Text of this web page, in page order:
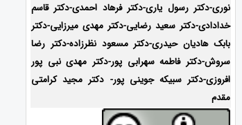
نوری-دکتر رسول یاری-دکتر فرهاد احمدی-دکتر قاسم
خدادادی-دکتر سعید رضایی-دکتر مهدی میرزایی-دکتر
بابک هادیان حیدری-دکتر مسعود نظرزاده-دکتر رضا
سروش-دکتر فاطمه سهرابی پور-دکتر مهدی نبی پور
افروزی-دکتر سبیکه جوینی پور- دکتر مجید کرامتی
مقدم